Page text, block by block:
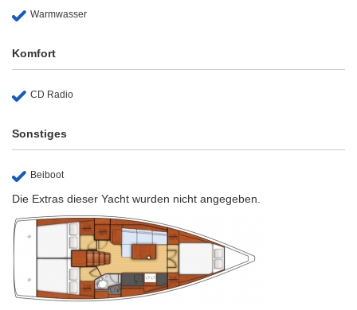
Warmwasser
Komfort
CD Radio
Sonstiges
Beiboot
Die Extras dieser Yacht wurden nicht angegeben.